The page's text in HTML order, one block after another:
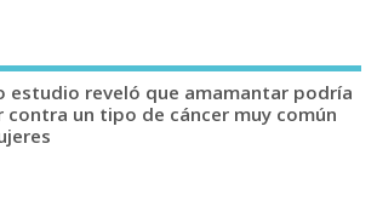
estudio reveló que amamantar podría
un tipo de cáncer muy común